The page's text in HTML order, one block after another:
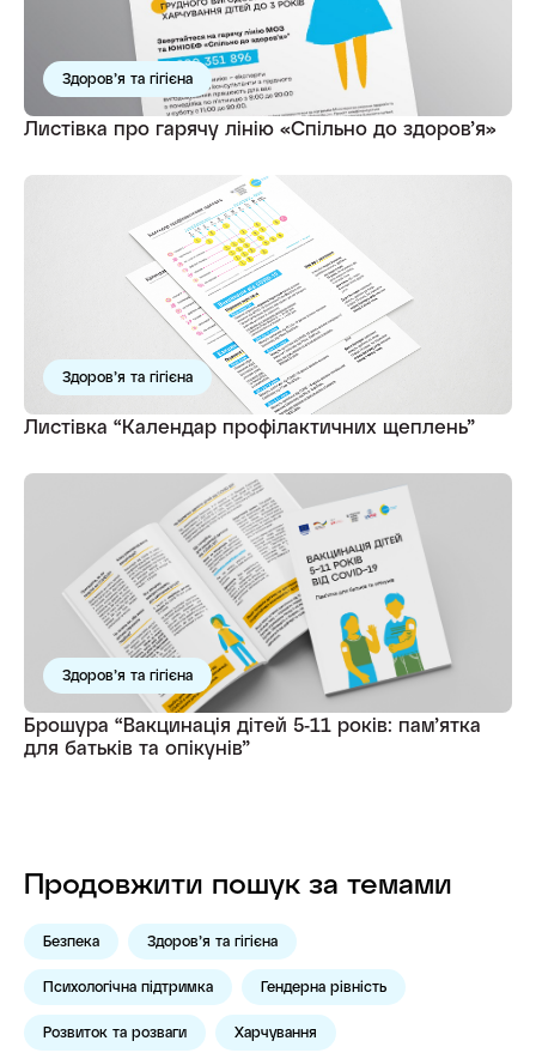
Здоров’я та гігієна
Листівка про гарячу лінію «Спільно до здоров’я»
Здоров’я та гігієна
Листівка “Календар профілактичних щеплень”
Здоров’я та гігієна
Брошура “Вакцинація дітей 5-11 років: пам’ятка
для батьків та опікунів”
Продовжити пошук за темами
Безпека Здоров’я та гігієна
Психологічна підтримка Гендерна рівність
Розвиток та розваги Харчування